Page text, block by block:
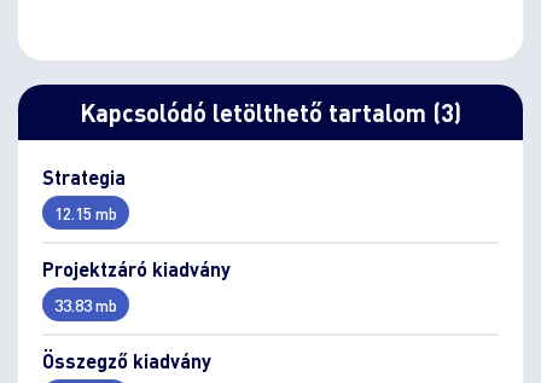
Kapcsolódó letölthető tartalom (3)
Strategia
12.15 mb
Projektzáró kiadvány
33.83 mb
Összegző kiadvány